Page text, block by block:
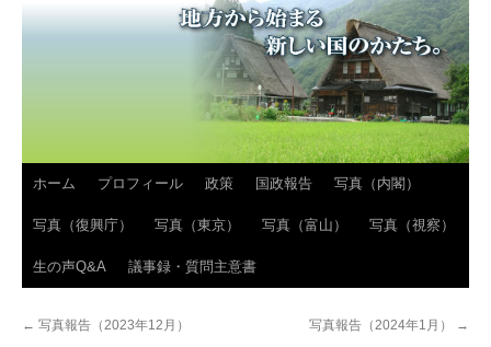
コ
ン
テ
ホーム プロフィール 政策 国政報告 写真（内閣）
写真（復興庁） 写真（東京） 写真（富山） 写真（視察）
生の声Q&A 議事録・質問主意書
← 写真報告（2023年12月） 写真報告（2024年1月） →